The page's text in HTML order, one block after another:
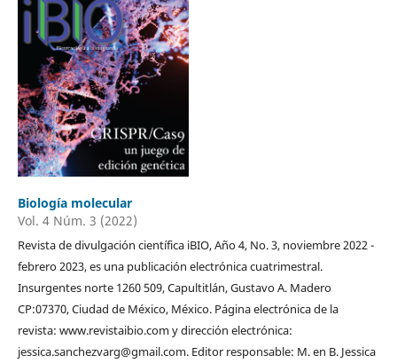
Biología molecular
Vol. 4 Núm. 3 (2022)
Revista de divulgación científica iBIO, Año 4, No. 3, noviembre 2022 -
febrero 2023, es una publicación electrónica cuatrimestral.
Insurgentes norte 1260 509, Capultitlán, Gustavo A. Madero
CP:07370, Ciudad de México, México. Página electrónica de la
revista: www.revistaibio.com y dirección electrónica:
jessica.sanchezvarg@gmail.com. Editor responsable: M. en B. Jessica